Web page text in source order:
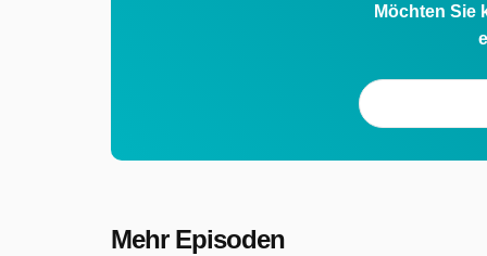
Möchten Sie
Mehr Episoden